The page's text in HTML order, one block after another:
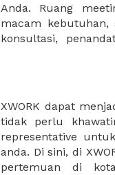
Anda. Ruang
macam kebutuhan,
konsultasi,
meeting room di
XWORK dapat
tidak perlu
representative
anda. Di sini, di
pertemuan di
pilihan ruang
kebutuhan bisnis
biasa dan unik
sesi
merupakan